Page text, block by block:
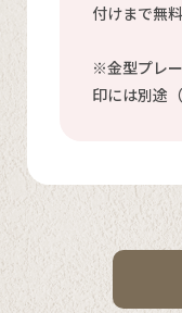
付けまで無
※金型プレ
印には別途